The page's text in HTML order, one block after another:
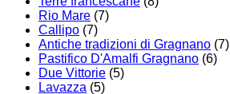
Rio Mare (7)
Callipo (7)
Antiche tradizioni di Gragnano (7)
Pastifico D'Amalfi Gragnano (6)
Due Vittorie (5)
Lavazza (5)